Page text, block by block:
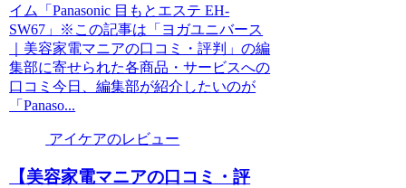
イム「Panasonic 目もとエステ EH-
SW67」※この記事は「ヨガユニバース
｜美容家電マニアの口コミ・評判」の編
集部に寄せられた各商品・サービスへの
口コミ今日、編集部が紹介したいのが
「Panaso...
アイケアのレビュー
【美容家電マニアの口コミ・評